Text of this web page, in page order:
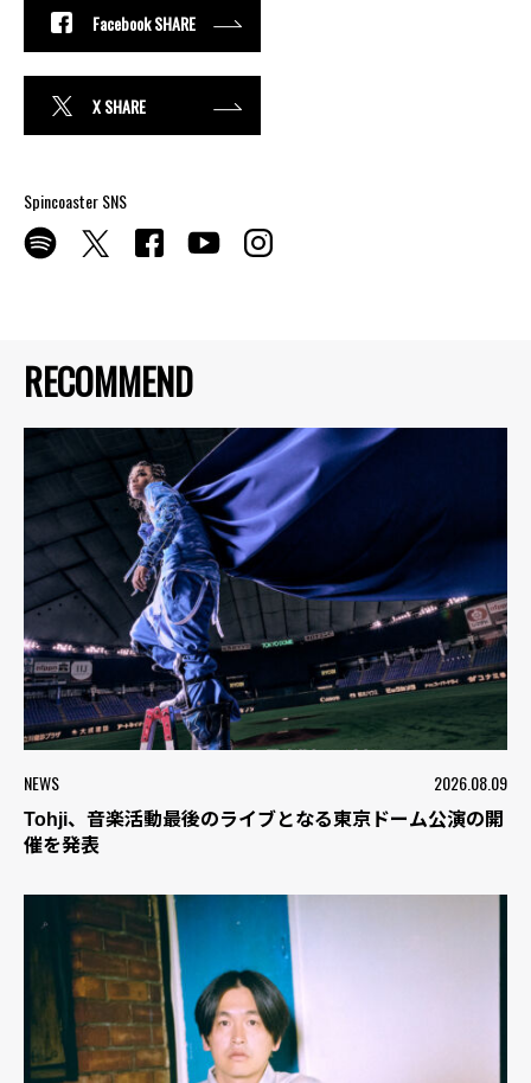
RECOMMEND
NEWS 2026.08.09
Tohji、音楽活動最後のライブとなる東京ドーム公演の開
催を発表
Facebook SHARE
X SHARE
Spincoaster SNS